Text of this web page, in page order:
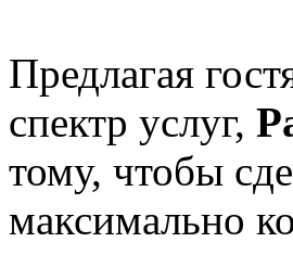
Предлагая
спектр услуг,
тому, чтобы
максимально